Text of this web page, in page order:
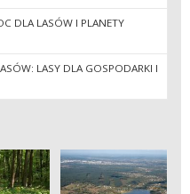
DLA LASÓW I PLANETY
LASY DLA GOSPODARKI I